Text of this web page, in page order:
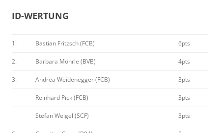
ID-WERTUNG
1. Bastian Fritzsch (FCB) 6pts
2. Barbara Möhrle (BVB) 4pts
3. Andrea Weidenegger (FCB) 3pts
Reinhard Pick (FCB) 3pts
Stefan Weigel (SCF) 3pts